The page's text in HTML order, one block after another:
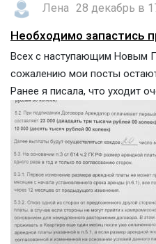
Лена 28 декабрь в
Необходимо запастись
Всех с наступающим Новым
сожалению мои посты
Ранее я писала, что уходит